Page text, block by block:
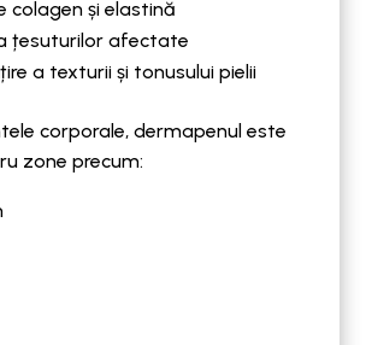
colagen și elastină
țesuturilor afectate
a texturii și tonusului pielii
corporale, dermapenul este
zone precum: